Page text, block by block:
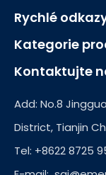
Rychlé
Kategorie
Kontaktujte
Add: No.8
District, Tianjin
Tel: +8622 8725